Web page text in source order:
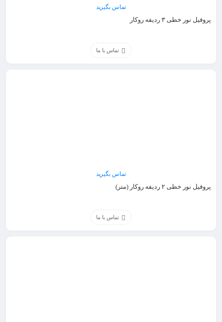
تماس بگیرید
پروفیل نور خطی ۳ ردیفه روکار
تماس با ما
تماس بگیرید
پروفیل نور خطی ۲ ردیفه روکار (متر)
تماس با ما